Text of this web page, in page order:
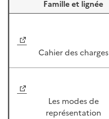
Famille et lignée
Cahier des charges
Les modes de
représentation